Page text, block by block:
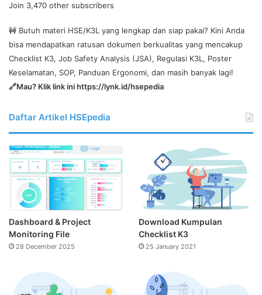
disini
Join 3,470 other subscribers
🚧 Butuh materi HSE/K3L yang lengkap dan siap pakai? Kini Anda
bisa mendapatkan ratusan dokumen berkualitas yang mencakup
Checklist K3, Job Safety Analysis (JSA), Regulasi K3L, Poster
Keselamatan, SOP, Panduan Ergonomi, dan masih banyak lagi!
🔗Mau? Klik link inihttps://lynk.id/hsepedia
Daftar Artikel HSEpedia
Dashboard & Project
Monitoring File
28 December 2025
Download Kumpulan
Checklist K3
25 January 2021